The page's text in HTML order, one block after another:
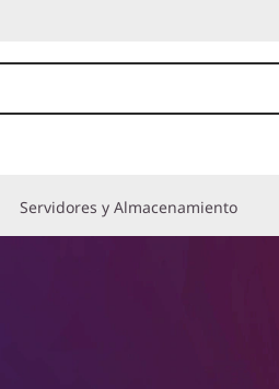
Servidores y Almacenamiento